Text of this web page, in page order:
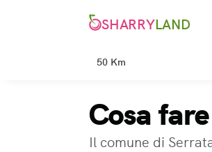
SHARRYLAND
50 Km
Cosa
Il comune di